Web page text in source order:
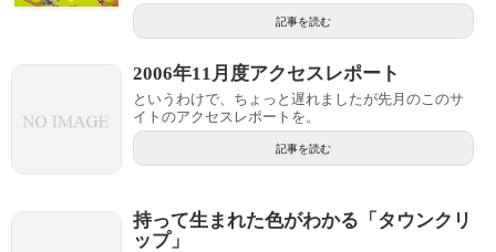
記事を読む
2006年11月度アクセスレポート
というわけで、ちょっと遅れましたが先月のこのサ
イトのアクセスレポートを。
記事を読む
持って生まれた色がわかる「タウンクリ
ップ」